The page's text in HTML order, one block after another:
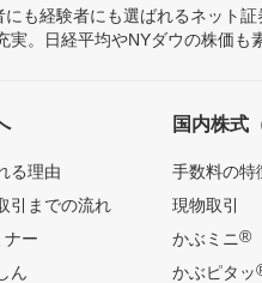
も経験者にも選ばれるネット
。日経平均やNYダウの株価も
る理由
引までの流れ
ナー
ん
国内株式
手数料の特
現物取引
かぶミニ®
かぶピタッ